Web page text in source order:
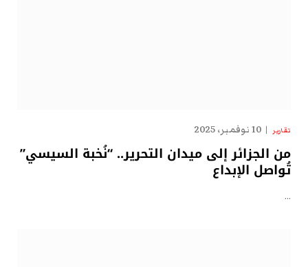
تقارير 10 نوفمبر، 2025
من الجزائر إلى ميدان التحرير.. “نُخبة السيسي”
تُواصل الإبداع
…